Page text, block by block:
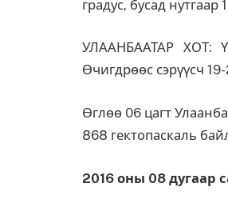
градус, бусад
УЛААНБААТАР ХОТ:
Өчигдрөөс сэрүүсч
Өглөө 06 цагт
868 гектопаскаль
2016 оны 08 дугаар